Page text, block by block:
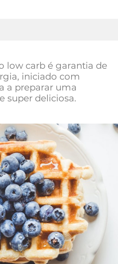
low carb é garantia de
iniciado com
a preparar uma
super deliciosa.